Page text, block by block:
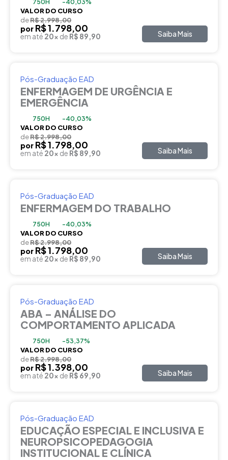
750H -40,03%
VALOR DO CURSO
deR$ 2.998,00
por R$ 1.798,00
em até 20x de R$ 89,90 Saiba Mais
Pós-Graduação EAD
ENFERMAGEM DE URGÊNCIA E
EMERGÊNCIA
750H -40,03%
VALOR DO CURSO
deR$ 2.998,00
por R$ 1.798,00
em até 20x de R$ 89,90 Saiba Mais
Pós-Graduação EAD
ENFERMAGEM DO TRABALHO
750H -40,03%
VALOR DO CURSO
deR$ 2.998,00
por R$ 1.798,00
em até 20x de R$ 89,90 Saiba Mais
Pós-Graduação EAD
ABA – ANÁLISE DO
COMPORTAMENTO APLICADA
750H -53,37%
VALOR DO CURSO
deR$ 2.998,00
por R$ 1.398,00
em até 20x de R$ 69,90 Saiba Mais
Pós-Graduação EAD
EDUCAÇÃO ESPECIAL E INCLUSIVA E
NEUROPSICOPEDAGOGIA
INSTITUCIONAL E CLÍNICA